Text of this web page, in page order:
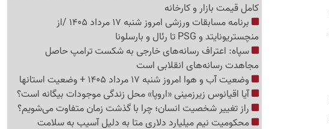
کامل قیمت بازار و کارخانه
برنامه مسابقات ورزشی امروز شنبه 17 مرداد 1405 /از
منچستریونایتد و PSG تا رئال و بارسلونا
سپاه: اعتراف رسانه‌های خارجی به شکست ترامپ حاصل
مجاهدت رسانه‌های انقلابی است
وضعیت آب و هوا امروز شنبه 17 مرداد 1405 + وضعیت استانها
آیا اقیانوس زیرزمینی «اروپا» محل زندگی موجودات بیگانه است؟
راز تغییر شخصیت انسان؛ چرا با گذشت زمان متفاوت می‌شویم؟
محکومیت نیم میلیارد دلاری متا به دلیل آسیب به سلامت